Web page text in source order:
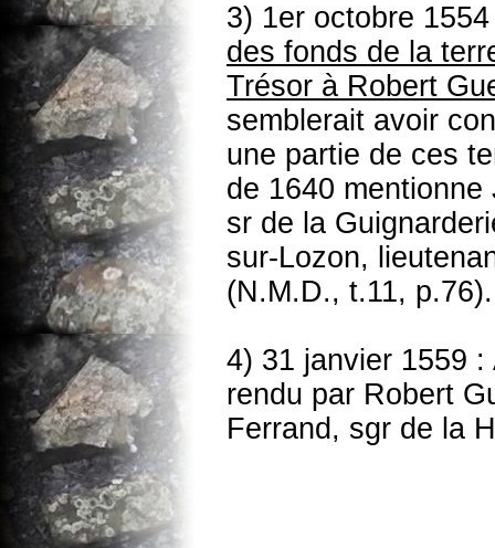
3) 1er octobre
des fonds de la
Trésor à Robert
semblerait avoir
une partie de ces
de 1640
sr de la
sur-Lozon,
(N.M.D., t.11, p.76).
4) 31 janvier 1559
rendu par Robert
Ferrand, sgr de la